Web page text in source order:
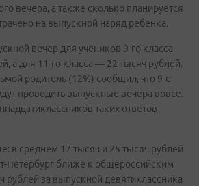
вечера, а также сколько планируется
на выпускной наряд ребенка.
вечер для учеников 9-го класса
а для 11-го класса — 22 тысяч рублей.
родитель (12%) сообщил, что 9-е
проводить выпускные вечера вовсе.
таких ответов
в среднем 17 тысяч и 25 тысяч рублей
Петербург ближе к общероссийским
рублей за выпускной девятиклассника